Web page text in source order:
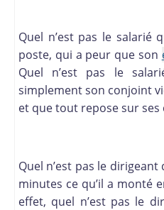
Quel n’est pas le salarié
poste, qui a peur que son
Quel n’est pas le
simplement son conjoint
et que tout repose sur
Quel n’est pas le
minutes ce qu’il a monté
effet, quel n’est pas le